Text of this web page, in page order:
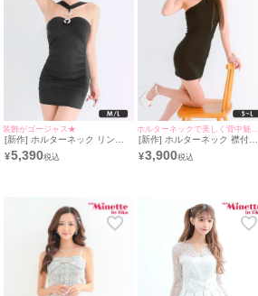
装飾がゴージャス★
[新作] ホルターネック リング
パーツ ミニドレス (M~Lサイズ
対応/みのり着用) | myMinette/
¥5,390
[新作] ホルターネック 襟付き
タイトドレス (ちぴたん着
用/S~Lサイズ対応) |
¥3,900